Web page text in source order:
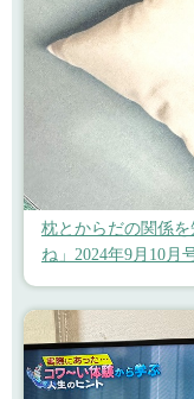
枕とからだの関係
ね」2024年9月10月